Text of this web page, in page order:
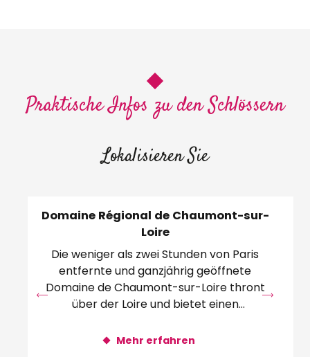
Praktische Infos zu den Schlössern
Lokalisieren Sie
Domaine Régional de Chaumont-sur-
Loire
Die weniger als zwei Stunden von Paris
entfernte und ganzjährig geöffnete
Domaine de Chaumont-sur-Loire thront
über der Loire und bietet einen
Mehr erfahren